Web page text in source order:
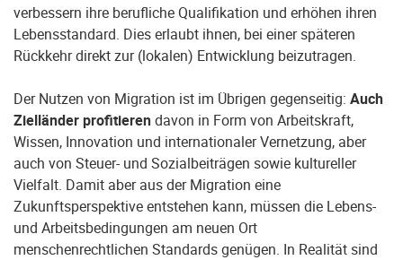
verbessern ihre berufliche Qualifikation und erhöhen ihren
Lebensstandard. Dies erlaubt ihnen, bei einer späteren
Rückkehr direkt zur (lokalen) Entwicklung beizutragen.
Der Nutzen von Migration ist im Übrigen gegenseitig: Auch
Zielländer profitierendavon in Form von Arbeitskraft,
Wissen, Innovation und internationaler Vernetzung, aber
auch von Steuer- und Sozialbeiträgen sowie kultureller
Vielfalt. Damit aber aus der Migration eine
Zukunftsperspektive entstehen kann, müssen die Lebens-
und Arbeitsbedingungen am neuen Ort
menschenrechtlichen Standards genügen. In Realität sind